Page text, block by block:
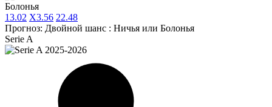
Болонья
13.02 X3.56 22.48
Прогноз: Двойной шанс : Ничья или Болонья
Serie A